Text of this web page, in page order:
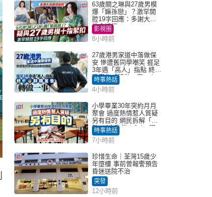
63歲關之琳與27歲男模
爆「嫲孫戀」？激罕開
腔19字回應：多謝大家
掛念近況
影視圈
8小時前
27歲港男家道中落做保
安 慘遭舊同學嘲笑 捱足
3年遇「高人」指點 終辭
職宣告「轉做一事」｜
Juicy叮
時事熱話
4小時前
小學畢業30年突約月月
聚會 過度熱情惹人質疑
另有目的 網民拆解「扮
熟」4大動機｜Juicy叮
時事熱話
7小時前
珍惜生命｜荃灣15歲少
年墮樓 事前曾報警預告
昏迷送院不治
突發
12小時前